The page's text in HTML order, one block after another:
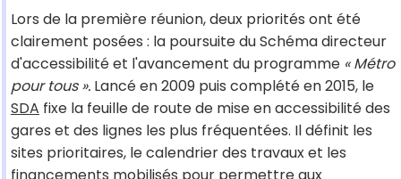
Lors de la première réunion, deux priorités ont été
clairement posées : la poursuite du Schéma directeur
d'accessibilité et l'avancement du programme « Métro
pour tous ». Lancé en 2009 puis complété en 2015, le
SDA fixe la feuille de route de mise en accessibilité des
gares et des lignes les plus fréquentées. Il définit les
sites prioritaires, le calendrier des travaux et les